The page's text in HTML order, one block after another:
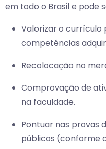
em todo o Brasil e pode
Valorizar o currículo
competências
Recolocação no
Comprovação de
na faculdade.
Pontuar nas provas
públicos (conforme